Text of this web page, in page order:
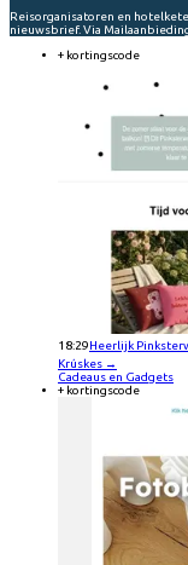
Reisorganisatoren en
nieuwsbrief. Via
+ kortingscode
18:29Heerlijk
Krúskes →
Cadeaus en Gadgets
+ kortingscode